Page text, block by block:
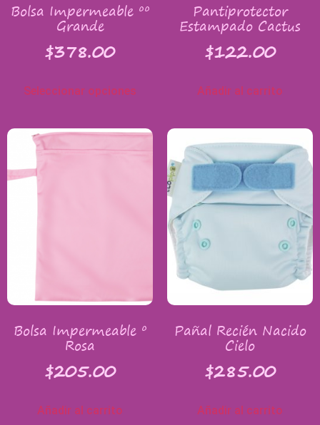
Bolsa Impermeable ºº
Grande
$378.00
Seleccionar opciones
Pantiprotector
Estampado Cactus
$122.00
Añadir al carrito
Bolsa Impermeable º
Rosa
$205.00
Añadir al carrito
Pañal Recién Nacido
Cielo
$285.00
Añadir al carrito